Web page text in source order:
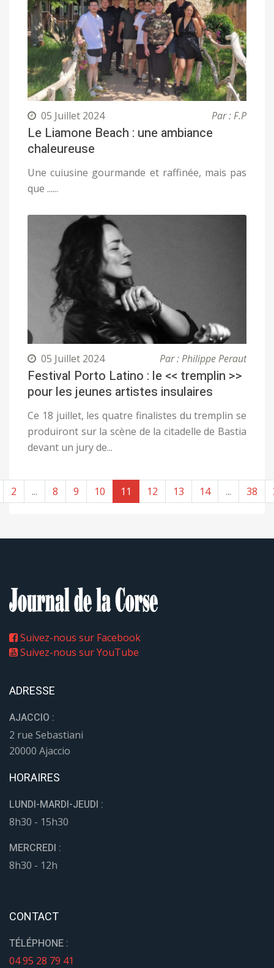
05 Juillet 2024 Par : F.P
Le Liamone Beach : une ambiance
chaleureuse
Une cuiusine gourmande et raffinée, mais pas
que ......
05 Juillet 2024 Par : Philippe Peraut
Festival Porto Latino : le << tremplin >>
pour les jeunes artistes insulaires
Ce 18 juillet, les quatre finalistes du tremplin se
produiront sur la scène de la citadelle de Bastia
devant un jury de...
2 ... 8 9 10 11 12 13 14 ... 38
Suivez-nous sur Facebook
Suivez-nous sur YouTube
ADRESSE
AJACCIO :
2 rue Sebastiani
20000 Ajaccio
HORAIRES
LUNDI-MARDI-JEUDI :
8h30 - 15h30
MERCREDI :
8h30 - 12h
CONTACT
TÉLÉPHONE :
04 95 28 79 41